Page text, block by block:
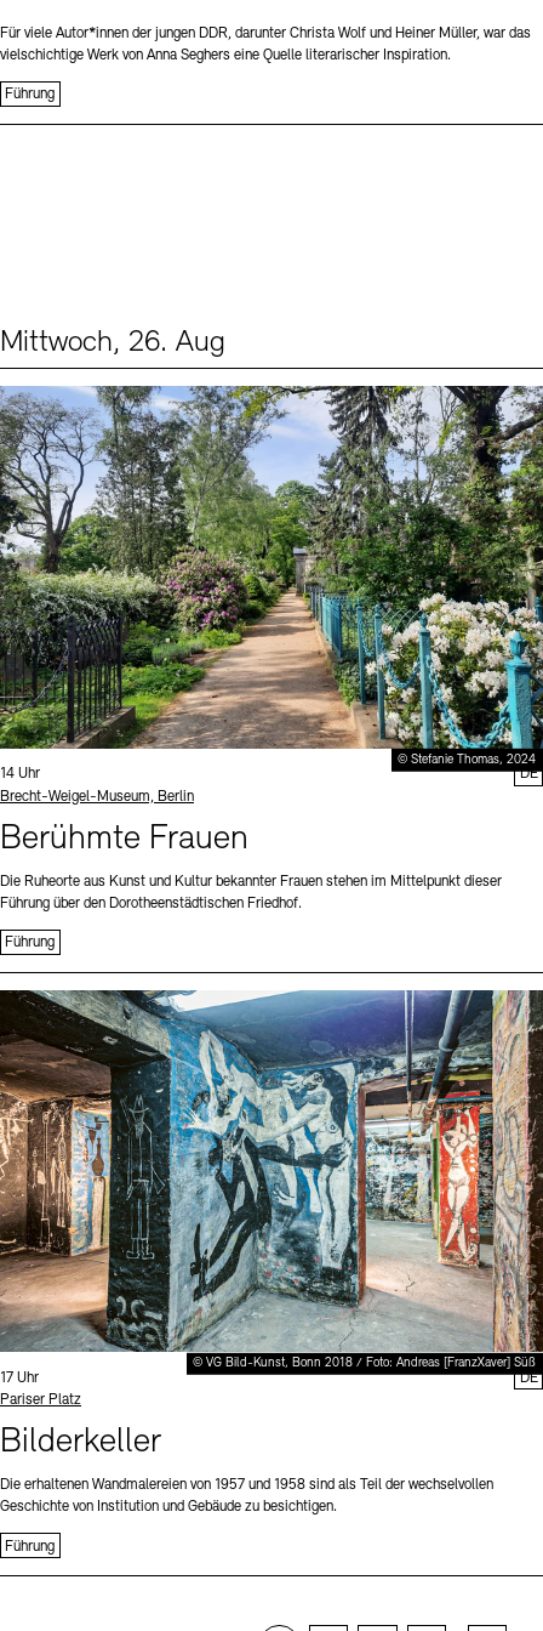
Für viele Autor*innen der jungen DDR, darunter Christa Wolf und Heiner Müller, war das
vielschichtige Werk von Anna Seghers eine Quelle literarischer Inspiration.
Führung
Mittwoch, 26. Aug
© Stefanie Thomas, 2024
Uhrzeit:
14 Uhr
Standort
Brecht-Weigel-Museum, Berlin
Berühmte Frauen
Die Ruheorte aus Kunst und Kultur bekannter Frauen stehen im Mittelpunkt dieser
Führung über den Dorotheenstädtischen Friedhof.
Führung
DE
© VG Bild-Kunst, Bonn 2018 / Foto: Andreas [FranzXaver] Süß
Uhrzeit:
17 Uhr
Standort
Pariser Platz
Bilderkeller
Die erhaltenen Wandmalereien von 1957 und 1958 sind als Teil der wechselvollen
Geschichte von Institution und Gebäude zu besichtigen.
Führung
DE